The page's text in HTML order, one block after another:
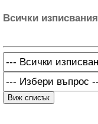
Всички изписвания